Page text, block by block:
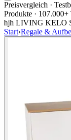
Preisvergleich ·
Produkte · 107.000+
hjh LIVING KELO
Start›Regale &